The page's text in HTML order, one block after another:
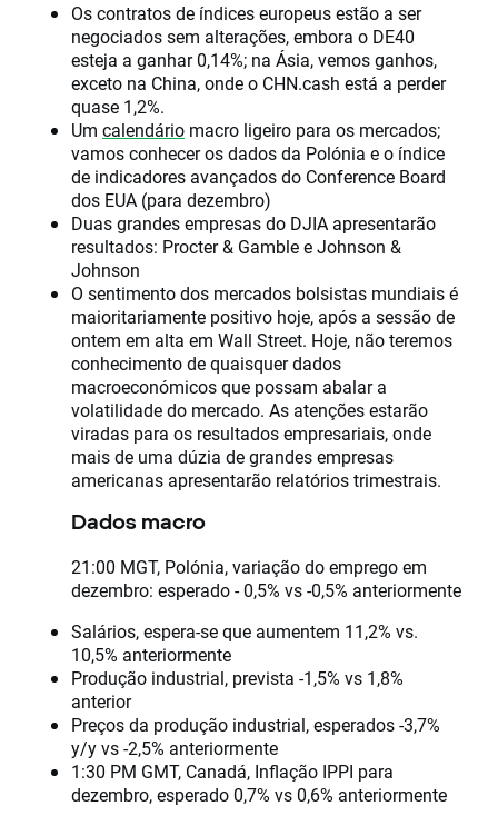
Os contratos de índices europeus estão a ser
negociados sem alterações, embora o DE40
esteja a ganhar 0,14%; na Ásia, vemos ganhos,
exceto na China, onde o CHN.cash está a perder
quase 1,2%.
Um calendário macro ligeiro para os mercados;
vamos conhecer os dados da Polónia e o índice
de indicadores avançados do Conference Board
dos EUA (para dezembro)
Duas grandes empresas do DJIA apresentarão
resultados: Procter & Gamble e Johnson &
Johnson
O sentimento dos mercados bolsistas mundiais é
maioritariamente positivo hoje, após a sessão de
ontem em alta em Wall Street. Hoje, não teremos
conhecimento de quaisquer dados
macroeconómicos que possam abalar a
volatilidade do mercado. As atenções estarão
viradas para os resultados empresariais, onde
mais de uma dúzia de grandes empresas
americanas apresentarão relatórios trimestrais.
Dados macro
21:00 MGT, Polónia, variação do emprego em
dezembro: esperado - 0,5% vs -0,5% anteriormente
Salários, espera-se que aumentem 11,2% vs.
10,5% anteriormente
Produção industrial, prevista -1,5% vs 1,8%
anterior
Preços da produção industrial, esperados -3,7%
y/y vs -2,5% anteriormente
1:30 PM GMT, Canadá, Inflação IPPI para
dezembro, esperado 0,7% vs 0,6% anteriormente